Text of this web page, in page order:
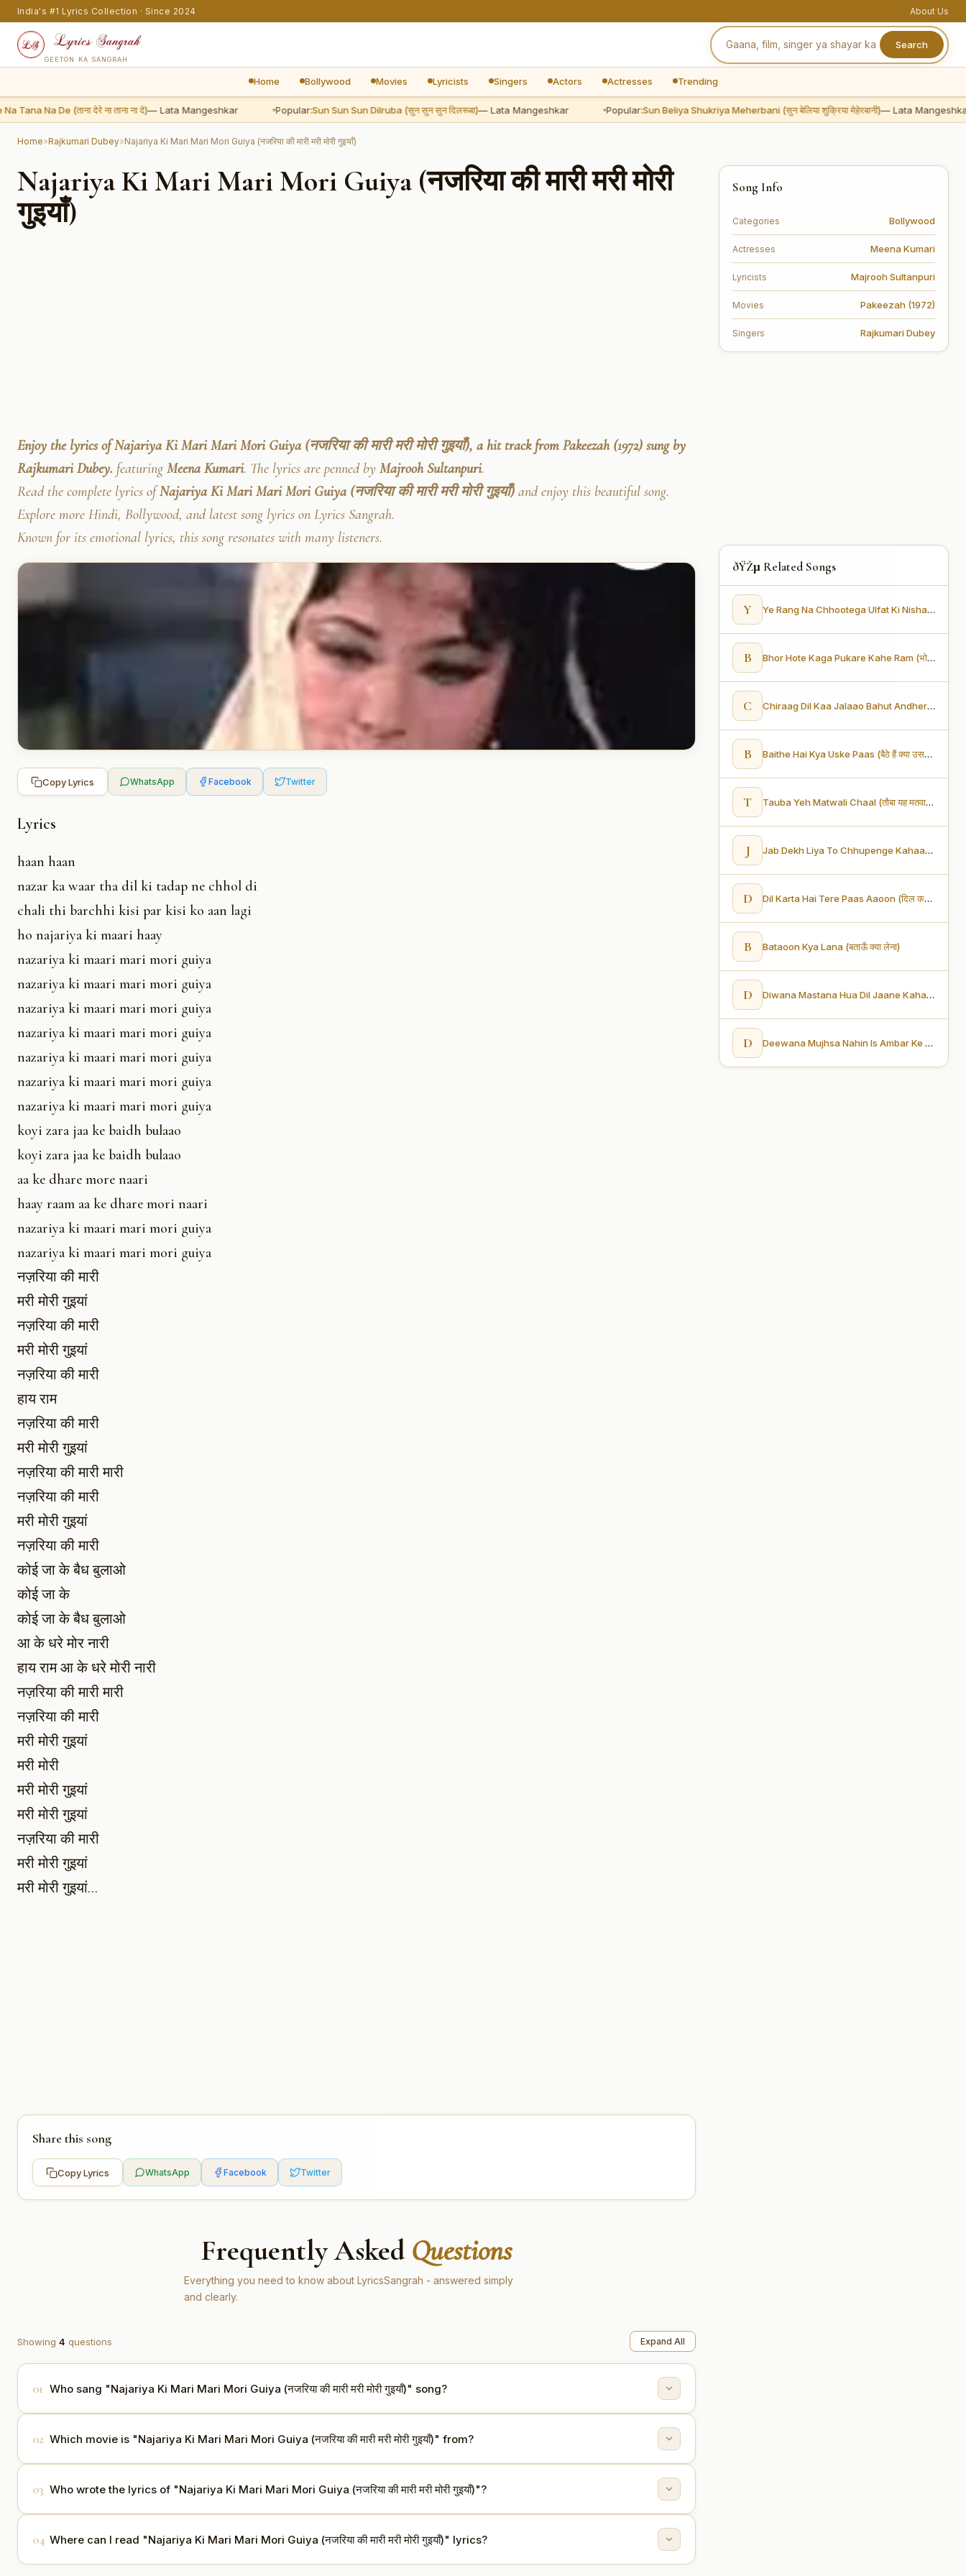
India's #1 Lyrics Collection · Since 2024 About Us
GEETON KA SANGRAH
Search
Home Bollywood Movies Lyricists Singers Actors Actresses Trending
Na De (ताना देरे ना ताना ना दे)— Lata Mangeshkar Popular:Sun Sun Sun Dilruba (सुन सुन सुन दिलरूबा)— Lata Mangeshkar Popular:Sun Beliya Shukriya Meherbani (सुन बेलिया शुक्रिया मेहेरबानी)— Lata Mangeshkar
Home»Rajkumari Dubey»Najariya Ki Mari Mari Mori Guiya (नजरिया की मारी मरी मोरी गुइयाँ)
Najariya Ki Mari Mari Mori Guiya (नजरिया की मारी मरी मोरी
गुइयाँ)
Enjoy the lyrics of Najariya Ki Mari Mari Mori Guiya (नजरिया की मारी मरी मोरी गुइयाँ), a hit track from Pakeezah (1972) sung by
Rajkumari Dubey. featuring Meena Kumari. The lyrics are penned by Majrooh Sultanpuri.
Read the complete lyrics ofNajariya Ki Mari Mari Mori Guiya (नजरिया की मारी मरी मोरी गुइयाँ) and enjoy this beautiful song.
Explore more Hindi, Bollywood, and latest song lyrics on Lyrics Sangrah.
Known for its emotional lyrics, this song resonates with many listeners.
Copy Lyrics WhatsApp Facebook Twitter
Lyrics
haan haan
nazar ka waar tha dil ki tadap ne chhol di
chali thi barchhi kisi par kisi ko aan lagi
ho najariya ki maari haay
nazariya ki maari mari mori guiya
nazariya ki maari mari mori guiya
nazariya ki maari mari mori guiya
nazariya ki maari mari mori guiya
nazariya ki maari mari mori guiya
nazariya ki maari mari mori guiya
nazariya ki maari mari mori guiya
koyi zara jaa ke baidh bulaao
koyi zara jaa ke baidh bulaao
aa ke dhare more naari
haay raam aa ke dhare mori naari
nazariya ki maari mari mori guiya
nazariya ki maari mari mori guiya
नज़रिया की मारी
मरी मोरी गुइयां
नज़रिया की मारी
मरी मोरी गुइयां
नज़रिया की मारी
हाय राम
नज़रिया की मारी
मरी मोरी गुइयां
नज़रिया की मारी मारी
नज़रिया की मारी
मरी मोरी गुइयां
नज़रिया की मारी
कोई जा के बैध बुलाओ
कोई जा के
कोई जा के बैध बुलाओ
आ के धरे मोर नारी
हाय राम आ के धरे मोरी नारी
नज़रिया की मारी मारी
नज़रिया की मारी
मरी मोरी गुइयां
मरी मोरी
मरी मोरी गुइयां
मरी मोरी गुइयां
नज़रिया की मारी
मरी मोरी गुइयां
मरी मोरी गुइयां…
Share this song
Copy Lyrics WhatsApp Facebook Twitter
Frequently Asked Questions
Everything you need to know about LyricsSangrah - answered simply
and clearly.
Showing 4 questions Expand All
01 Who sang "Najariya Ki Mari Mari Mori Guiya (नजरिया की मारी मरी मोरी गुइयाँ)" song?
"Najariya Ki Mari Mari Mori Guiya (नजरिया की मारी मरी मोरी गुइयाँ)" is sung by Rajkumari Dubey.
02 Which movie is "Najariya Ki Mari Mari Mori Guiya (नजरिया की मारी मरी मोरी गुइयाँ)" from?
This song is from the movie Pakeezah (1972).
03 Who wrote the lyrics of "Najariya Ki Mari Mari Mori Guiya (नजरिया की मारी मरी मोरी गुइयाँ)"?
The lyrics are written by Majrooh Sultanpuri.
04 Where can I read "Najariya Ki Mari Mari Mori Guiya (नजरिया की मारी मरी मोरी गुइयाँ)" lyrics?
Song Info
Categories Bollywood
Actresses Meena Kumari
Lyricists Majrooh Sultanpuri
Movies Pakeezah (1972)
Singers Rajkumari Dubey
ðŸŽµ Related Songs
Y Ye Rang Na Chhootega Ulfat Ki Nishani Hai (ये रंग ना छूटेगा उल्फ़त की निशानी है)
B Bhor Hote Kaga Pukare Kahe Ram (भोर होते कागा पुकारे कहे राम)
C Chiraag Dil Kaa Jalaao Bahut Andheraa Hai (चिराग़ दिल का जलाओ बहुत अँधेरा है)
B Baithe Hai Kya Uske Paas (बैठे हैं क्या उसके पास)
T Tauba Yeh Matwali Chaal (तौबा यह मतवाली चाल)
J Jab Dekh Liya To Chhupenge Kahaan (जब देख लिया तो छुपेंगे कहाँ)
D Dil Karta Hai Tere Paas Aaoon (दिल करता हैं तेरह पास आऊँ)
B Bataoon Kya Lana (बताऊँ क्या लेना)
D Diwana Mastana Hua Dil Jaane Kahaan Hoke Bahaar Aai (दीवाना मस्ताना हुआ दिल, जाने कहाँ होके बहार आई)
D Deewana Mujhsa Nahin Is Ambar Ke Neeche (दीवाना मुझसा नहीं इस अम्बर के नीचे)